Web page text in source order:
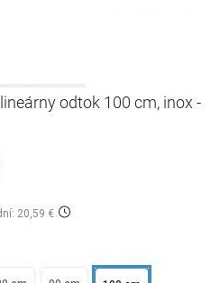
odtok 100 cm, inox -
20,59 €